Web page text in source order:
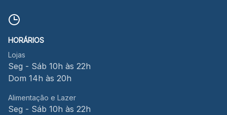
HORÁRIOS
Lojas
Seg - Sáb 10h às 22h
Dom 14h às 20h
Alimentação e Lazer
Seg - Sáb 10h às 22h